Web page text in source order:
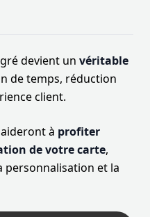
devient un véritable
de temps, réduction
client.
à profiter
de votre carte,
personnalisation et la